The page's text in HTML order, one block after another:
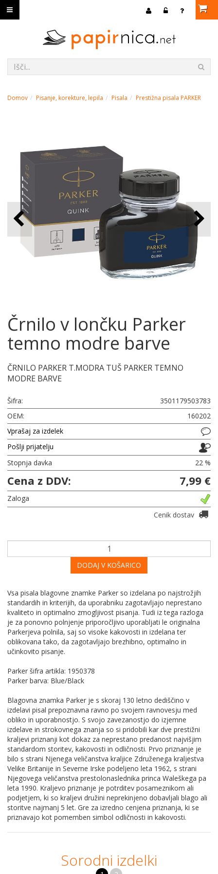
Domov Pisanje, korekture, lepila Pisala Prestižna pisala PARKER
Črnilo v lončku Parker
temno modre barve
ČRNILO PARKER T.MODRA TUŠ PARKER TEMNO
MODRE BARVE
Šifra:
3501179503783
OEM:
160202
Vprašaj za izdelek
Pošlji prijatelju
Stopnja davka
22 %
Cena z DDV: 7,99 €
Zaloga
Cenik dostav
DODAJ V KOŠARICO
Vsa pisala blagovne znamke Parker so izdelana po najstrožjih
standardih in kriterijih, da uporabniku zagotavljajo neprestano
kvaliteto in optimalno zmogljivost pisanja. Tudi iz tega razloga
je za ponovno polnjenje priporočljivo uporabljati le originalna
Parkerjeva polnila, saj so visoke kakovosti in izdelana ter
oblikovana tako, da zagotavljajo brezhibno, optimalno in
učinkovito pisanje.
Parker šifra artikla: 1950378
Parker barva: Blue/Black
Blagovna znamka Parker je s skoraj 130 letno dediščino v
izdelavi pisal prepoznavna ravno po svojem ravnovesju med
obliko in uporabnostjo. S svojo zavezanostjo do izjemne
izdelave in strokovnega znanja so si pridobili kar dve prestižni
kraljevi priznanji kot dokaz za neprestano predanost najvišjim
standardom storitev, kakovosti in odličnosti. Prvo priznanje je
bilo s strani Njenega veličanstva kraljice Združenega kraljestva
Velike Britanije in Severne Irske podeljeno leta 1962, s strani
Njegovega veličanstva prestolonaslednika princa Waleškega pa
leta 1990. Kraljevo priznanje je potrditev posameznikom ali
podjetjem, ki so kraljevi družini neprekinjeno dobavljali blago ali
storitve najmanj 5 let. Gre za izredno cenjena priznanja, ki se
priznavajo kot pomemben simbol odličnosti in kakovosti.
Sorodni izdelki